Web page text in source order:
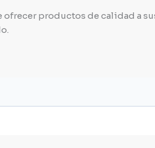
productos de calidad a